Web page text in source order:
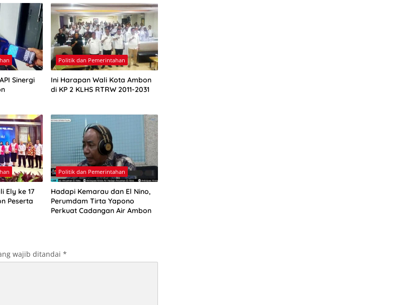
Sinergi
Politik dan Pemerintahan
Ini Harapan Wali Kota Ambon
di KP 2 KLHS RTRW 2011-2031
Ely ke 17
Peserta
Politik dan Pemerintahan
Hadapi Kemarau dan El Nino,
Perumdam Tirta Yapono
Perkuat Cadangan Air Ambon
wajib ditandai *